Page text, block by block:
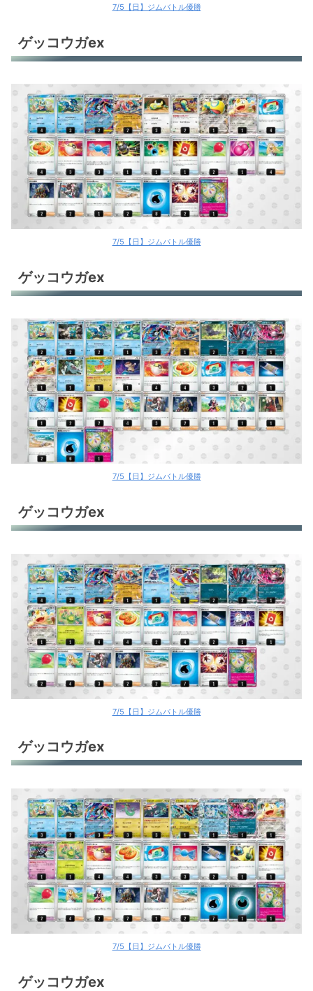
7/5【日】ジムバトル優勝
ゲッコウガex
7/5【日】ジムバトル優勝
ゲッコウガex
7/5【日】ジムバトル優勝
ゲッコウガex
7/5【日】ジムバトル優勝
ゲッコウガex
7/5【日】ジムバトル優勝
ゲッコウガex